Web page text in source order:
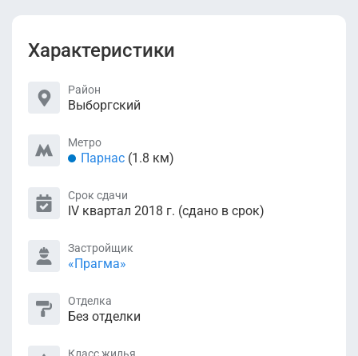
Характеристики
Район
Выборгский
Метро
Парнас (1.8 км)
Срок сдачи
IV квартал 2018 г. (сдано в срок)
Застройщик
«Прагма»
Отделка
Без отделки
Класс жилья